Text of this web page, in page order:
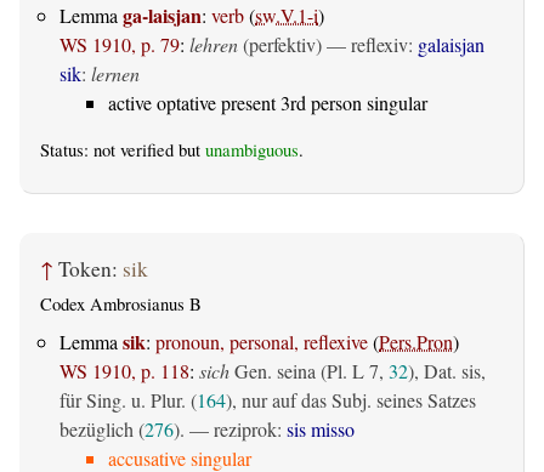
Lemmaga-laisjan: verb(sw.V.1-i)
WS 1910, p. 79: lehren(perfektiv)—reflexiv: galaisjan
sik: lernen
active optative present 3rd person singular
Status: not verified but unambiguous.
↑ Token: sik
Codex Ambrosianus B
Lemma sik: pronoun, personal, reflexive(Pers.Pron)
WS 1910, p. 118: sichGen. seina (Pl. L 7, 32), Dat. sis,
für Sing. u. Plur. (164), nur auf das Subj. seines Satzes
bezüglich (276). — reziprok: sis misso
accusative singular